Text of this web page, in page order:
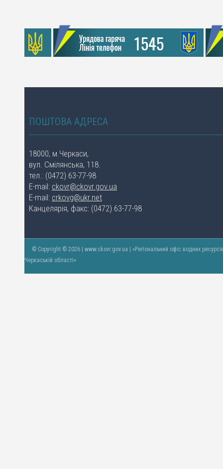
ПОШТОВА АДРЕСА
18000, м.Черкаси,
вул. Смілянська, 118.
тел.: (0472) 63-77-98
E-mail: ckovr@ckovr.gov.ua
E-mail: crkovg@ukr.net
Канцелярія, факс: (0472) 63-77-98
© Copyright © 2026 | www.ckovr.gov.ua | «Регіональний офіс водних
Черкаській області»